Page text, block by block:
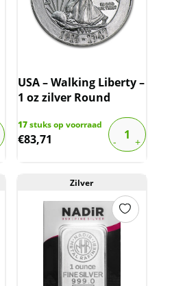
USA – Walking Liberty –
1 oz zilver Round
17stuks op voorraad
€83,71
Zilver